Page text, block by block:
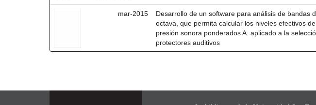
mar-2015
Desarrollo de un software para análisis de bandas
octava, que permita calcular los niveles efectivos de
presión sonora ponderados A. aplicado a la
protectores auditivos